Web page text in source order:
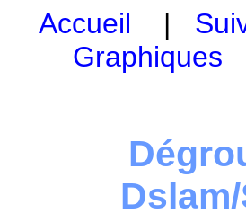
Accueil |
Graphiques